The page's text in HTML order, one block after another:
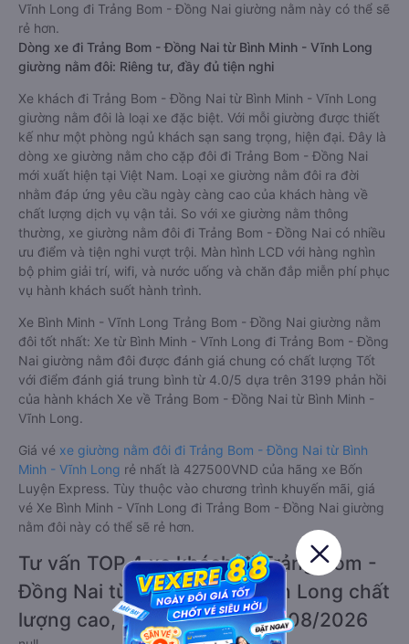
Vĩnh Long đi Trảng Bom - Đồng Nai giường nằm này có thể sẽ
rẻ hơn.
Dòng xe đi Trảng Bom - Đồng Nai từ Bình Minh - Vĩnh Long
giường nằm đôi: Riêng tư, đầy đủ tiện nghi
Xe khách đi Trảng Bom - Đồng Nai từ Bình Minh - Vĩnh Long
giường nằm đôi là loại xe đặc biệt. Với mỗi giường được thiết
kế như một phòng ngủ khách sạn sang trọng, hiện đại. Đây là
dòng xe giường nằm cho cặp đôi đi Trảng Bom - Đồng Nai
mới xuất hiện tại Việt Nam. Loại xe giường nằm đôi ra đời
nhằm đáp ứng yêu cầu ngày càng cao của khách hàng về
chất lượng dịch vụ vận tải. So với xe giường nằm thông
thường, xe giường nằm đôi đi Trảng Bom - Đồng Nai có nhiều
ưu điểm và tiện nghi vượt trội. Màn hình LCD với hàng nghìn
bộ phim giải trí, wifi, và nước uống và chăn đắp miễn phí phục
vụ hành khách suốt hành trình.
Xe Bình Minh - Vĩnh Long Trảng Bom - Đồng Nai giường nằm
đôi tốt nhất: Xe từ Bình Minh - Vĩnh Long đi Trảng Bom - Đồng
Nai giường nằm đôi được đánh giá chung có chất lượng Tốt
với điểm đánh giá trung bình từ 4.0/5 dựa trên 3199 phản hồi
của hành khách Xe về Trảng Bom - Đồng Nai từ Bình Minh -
Vĩnh Long.
Giá vé xe giường nằm đôi đi Trảng Bom - Đồng Nai từ Bình
Minh - Vĩnh Long rẻ nhất là 427500VND của hãng xe Bốn
Luyện Express. Tùy thuộc vào chương trình khuyến mãi, giá
vé Xe Bình Minh - Vĩnh Long đi Trảng Bom - Đồng Nai giường
nằm đôi này có thể sẽ rẻ hơn.
Tư vấn TOP 4 xe khách đi Trảng Bom -
Đồng Nai từ Bình Minh - Vĩnh Long chất
lượng cao, uy tín, giá rẻ nhất 08/2026